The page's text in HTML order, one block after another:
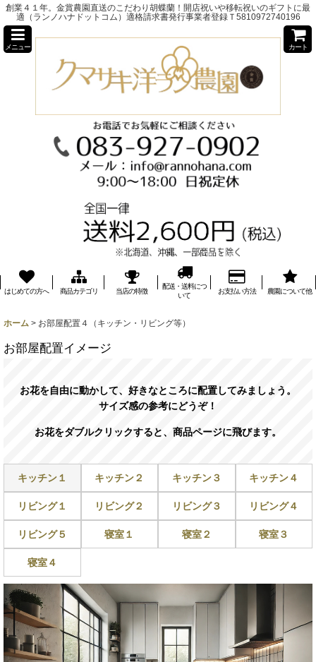
創業４１年。金賞農園直送のこだわり胡蝶蘭！開店祝いや移転祝いのギフトに最
適（ランノハナドットコム）適格請求書発行事業者登録Ｔ5810972740196
メニュー カート
はじめての方へ 商品カテゴリ 当店の特徴
配送・送料につ
いて
お支払い方法 農園について他
ホーム > お部屋配置４（キッチン・リビング等）
お部屋配置イメージ
お花を自由に動かして、好きなところに配置してみましょう。
サイズ感の参考にどうぞ！
お花をダブルクリックすると、商品ページに飛びます。
キッチン１ キッチン２ キッチン３ キッチン４
リビング１ リビング２ リビング３ リビング４
リビング５ 寝室１ 寝室２ 寝室３
寝室４